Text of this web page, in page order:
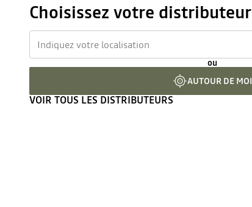
Choisissez votre distributeur
ou
AUTOUR DE MOI
VOIR TOUS LES DISTRIBUTEURS